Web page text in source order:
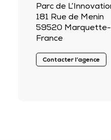
Parc de
181 Rue de Menin
59520
France
Contacter l’agence